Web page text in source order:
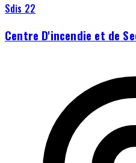
Sdis 22
Centre D'incendie et de